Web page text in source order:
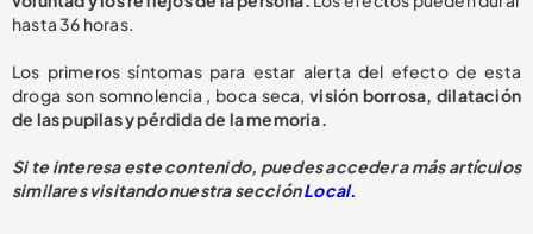
hasta 36 horas.
Los primeros síntomas para estar alerta del efecto de esta
droga son somnolencia , boca seca,visión borrosa, dilatación
de las pupilas y pérdida de la memoria.
Si te interesa este contenido, puedes acceder a más artículos
similares visitando nuestra secciónLocal.